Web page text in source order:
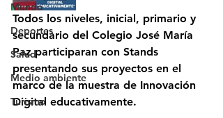
Mundo
Deportes
Salud
Medio ambiente
Turismo
Todos los niveles, inicial, primario y
secundario del Colegio José María
Paz participaran con Stands
presentando sus proyectos en el
marco de la muestra de Innovación
Digital educativamente.